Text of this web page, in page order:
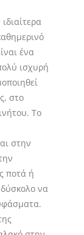
ένα
ισχυρή
στο
Το
στην
ποτά ή
να